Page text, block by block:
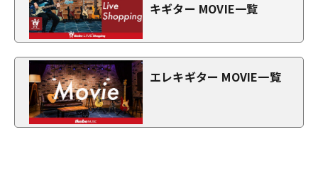
キギター MOVIE一覧
エレキギター MOVIE一覧